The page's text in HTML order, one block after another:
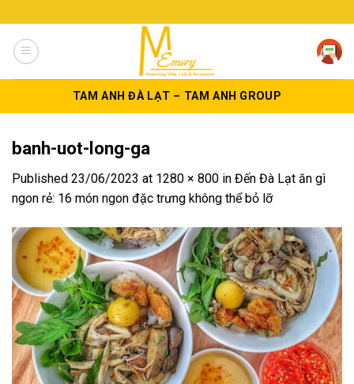
to
content
TAM ANH ĐÀ LẠT – TAM ANH GROUP
banh-uot-long-ga
Published 23/06/2023 at 1280 × 800 in Đến Đà Lạt ăn gì
ngon rẻ: 16 món ngon đặc trưng không thể bỏ lỡ